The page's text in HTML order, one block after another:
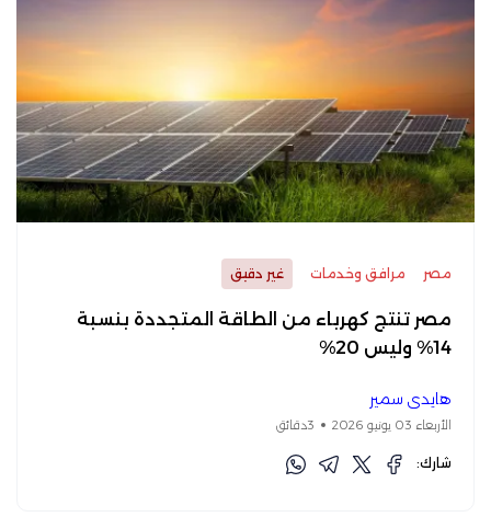
مصر مرافق وخدمات غير دقيق
مصر تنتج كهرباء من الطاقة المتجددة بنسبة
14% وليس 20%
هايدي سمير
الأربعاء 03 يونيو 2026 3دقائق
شارك: